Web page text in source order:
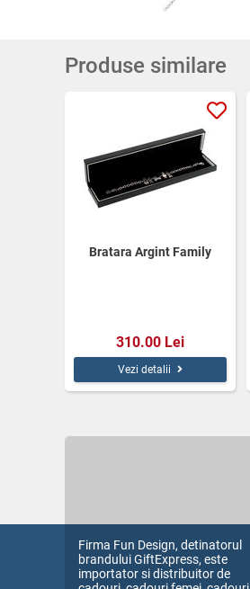
Produse similare
Bratara Argint Family
310.00 Lei
Vezi detalii
Firma Fun Design, detinatorul
brandului GiftExpress, este
importator si distribuitor de